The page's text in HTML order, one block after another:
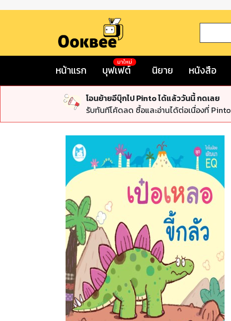
หน้าแรก บุฟเฟต์
มาใหม่
นิยาย หนังสือ
โอนย้ายอีบุ๊กไป Pinto ได้แล้ววันนี้ กดเลย
รับทันทีโค้ดลด ซื้อและอ่านได้ต่อเนื่องที่ Pinto